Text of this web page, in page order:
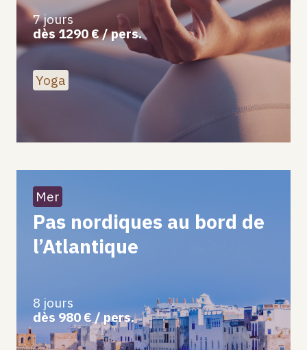
7 jours
dès 1290 € / pers.
Yoga
Mer
Pas nordiques au bord de
l’Atlantique
8 jours
dès 980 € / pers.